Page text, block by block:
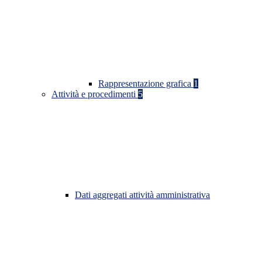
Rappresentazione grafica 1
Attività e procedimenti 5
Dati aggregati attività amministrativa